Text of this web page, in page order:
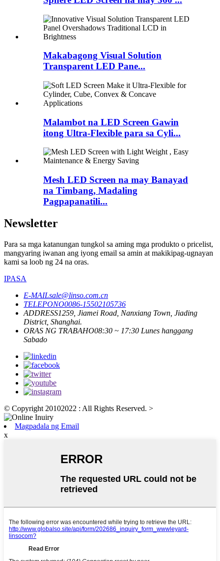
Makabagong Visual Solution
Transparent LED Pane...
Malambot na LED Screen Gawin
itong Ultra-Flexible para sa Cyli...
Mesh LED Screen na may Banayad
na Timbang, Madaling
Pagpapanatili...
Newsletter
Para sa mga katanungan tungkol sa aming mga produkto o pricelist,
mangyaring iwanan ang iyong email sa amin at makikipag-ugnayan
kami sa loob ng 24 na oras.
IPASA
E-MAILsale@linso.com.cn
TELEPONO0086-15502105736
ADDRESS1259, Jiamei Road, Nanxiang Town, Jiading
District, Shanghai.
ORAS NG TRABAHO08:30 ~ 17:30 Lunes hanggang
Sabado
© Copyright 20102022 : All Rights Reserved. >
Magpadala ng Email
x